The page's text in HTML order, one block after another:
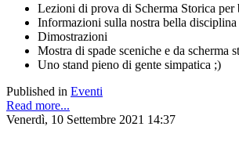
Lezioni di prova di Scherma Storica per
Informazioni sulla nostra bella disciplina
Dimostrazioni
Mostra di spade sceniche e da scherma
Uno stand pieno di gente simpatica ;)
Published in Eventi
Read more...
Venerdì, 10 Settembre 2021 14:37